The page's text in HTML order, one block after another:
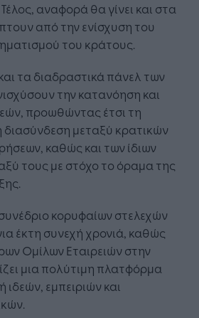
αναφορά θα γίνει και στα
από την ενίσχυση του
του κράτους.
τα διαδραστικά πάνελ των
την κατανόηση και
προωθώντας έτσι τη
διασύνδεση μεταξύ κρατικών
καθώς και των ίδιων
τους με στόχο το όραμα της
κορυφαίων στελεχών
έκτη συνεχή χρονιά, καθώς
Ομίλων Εταιρειών στην
μια πολύτιμη πλατφόρμα
εμπειριών και